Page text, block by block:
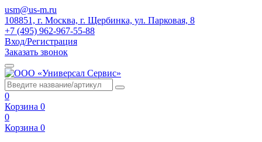
usm@us-m.ru
108851, г. Москва, г. Щербинка, ул. Парковая, 8
+7 (495) 962-967-55-88
Вход/Регистрация
Заказать звонок
0
Корзина 0
0
Корзина 0